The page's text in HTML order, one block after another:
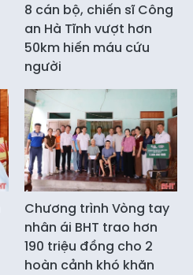
8 cán bộ, chiến sĩ Công
an Hà Tĩnh vượt hơn
50km hiến máu cứu
người
Chương trình Vòng tay
nhân ái BHT trao hơn
190 triệu đồng cho 2
hoàn cảnh khó khăn